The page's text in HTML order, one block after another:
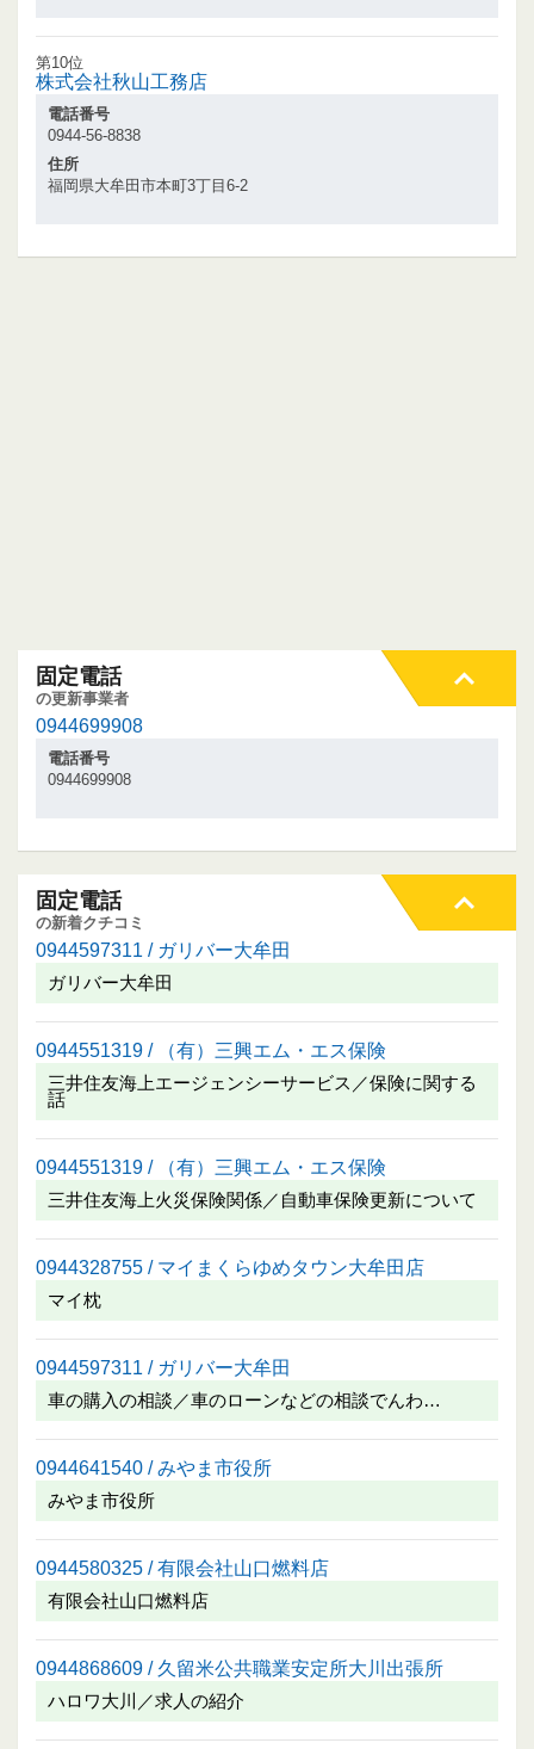
第10位
株式会社秋山工務店
電話番号
0944-56-8838
住所
福岡県大牟田市本町3丁目6-2
固定電話
の更新事業者
0944699908
電話番号
0944699908
固定電話
の新着クチコミ
0944597311 / ガリバー大牟田
ガリバー大牟田
0944551319 / （有）三興エム・エス保険
三井住友海上エージェンシーサービス／保険に関する
話
0944551319 / （有）三興エム・エス保険
三井住友海上火災保険関係／自動車保険更新について
0944328755 / マイまくらゆめタウン大牟田店
マイ枕
0944597311 / ガリバー大牟田
車の購入の相談／車のローンなどの相談でんわ…
0944641540 / みやま市役所
みやま市役所
0944580325 / 有限会社山口燃料店
有限会社山口燃料店
0944868609 / 久留米公共職業安定所大川出張所
ハロワ大川／求人の紹介